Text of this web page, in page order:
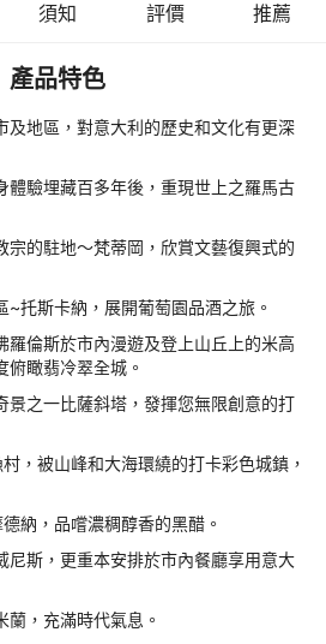
須知 評價 推薦
產品特色
及地區，對意大利的歷史和文化有更深
體驗埋藏百多年後，重現世上之羅馬古
宗的駐地～梵蒂岡，欣賞文藝復興式的
~托斯卡納，展開葡萄園品酒之旅。
羅倫斯於市內漫遊及登上山丘上的米高
俯瞰翡冷翠全城。
景之一比薩斜塔，發揮您無限創意的打
，被山峰和大海環繞的打卡彩色城鎮，
納，品嚐濃稠醇香的黑醋。
尼斯，更重本安排於市內餐廳享用意大
，充滿時代氣息。